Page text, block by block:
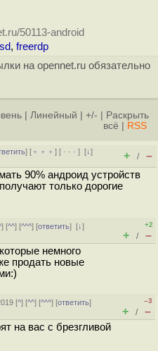
50113-android
, freerdp
на opennet.ru обязательно
Линейный +/-
Раскрыть
всё
RSS
] [ ﹢﹢﹢] [ · · ·][↓]
+ / –
90% андроид устройств
только дорогие
] [^^] [^^^] [ответить][↓]
+2
+ / –
немного
продать новые
[^] [^^] [^^^] [ответить]
–3
+ / –
на вас с брезгливой